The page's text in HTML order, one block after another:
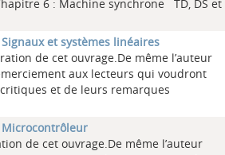
6 : Machine synchrone TD, DS et
Signaux et systèmes linéaires
de cet ouvrage.De même l’auteur
aux lecteurs qui voudront
et de leurs remarques
Microcontrôleur
de cet ouvrage.De même l’auteur